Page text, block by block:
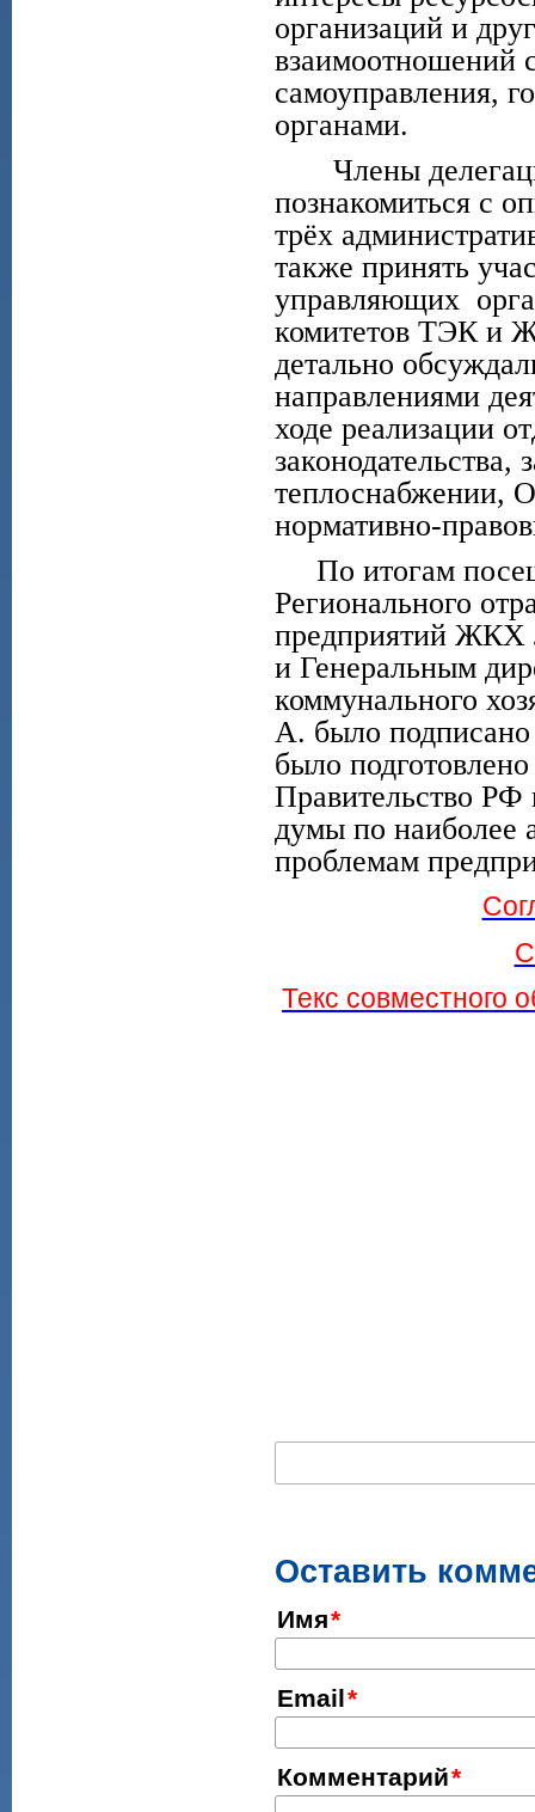
организаций и
взаимоотношений
самоуправления,
органами.
Члены
познакомиться с
трёх
также принять
управляющих
комитетов ТЭК и
детально
направлениями
ходе реализации
теплоснабжении,
нормативно-
По итогам
Регионального
предприятий ЖКХ
и Генеральным
коммунального
А. было подписано
было
Правительство РФ
думы по наиболее
проблемам
Текс совместного
Оставить
Имя
Email
Комментарий